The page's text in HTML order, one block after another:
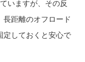
いますが、その反
距離のオフロード
定しておくと安心で